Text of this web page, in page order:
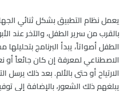
يعمل نظام التطبيق بشكل ثنائي
بالقرب من سرير الطفل، والآخر عند
الطفل أصواتاً، يبدأ البرنامج
الاصطناعي لمعرفة إن كان جائعاً أو
الارتياح أو حتى بالألم. بعد ذلك يرسل
يبلغهم ذلك الشعور، بالإضافة إلى